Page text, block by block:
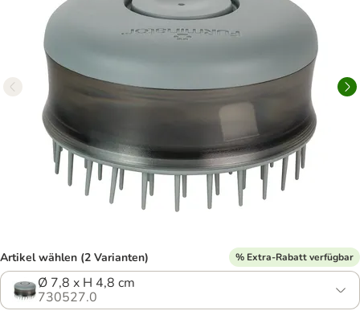
Artikel wählen (2 Varianten) % Extra-Rabatt verfügbar
Ø 7,8 x H 4,8 cm
730527.0